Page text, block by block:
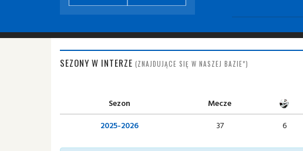
SEZONY W INTERZE (ZNAJDUJĄCE SIĘ W NASZEJ BAZIE*)
Sezon Mecze
2025-2026
37 6